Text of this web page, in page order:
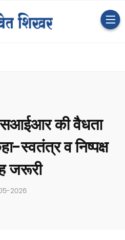
की वैधता
स्वतंत्र व निष्पक्ष
जरूरी
2026